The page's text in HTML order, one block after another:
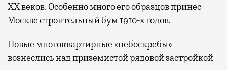
XX веков. Особенно много его образцов принес
Москве строительный бум 1910-х годов.
Новые многоквартирные «небоскребы»
вознеслись над приземистой рядовой застройкой